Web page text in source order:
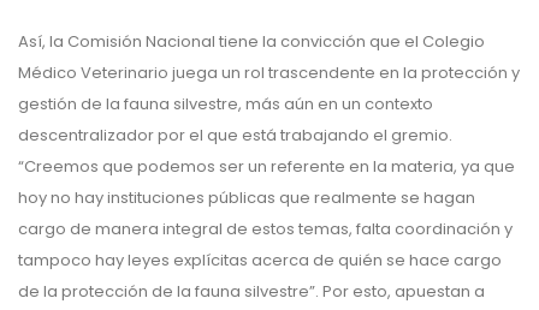
Así, la Comisión Nacional tiene la convicción que el Colegio
Médico Veterinario juega un rol trascendente en la protección y
gestión de la fauna silvestre, más aún en un contexto
descentralizador por el que está trabajando el gremio.
“Creemos que podemos ser un referente en la materia, ya que
hoy no hay instituciones públicas que realmente se hagan
cargo de manera integral de estos temas, falta coordinación y
tampoco hay leyes explícitas acerca de quién se hace cargo
de la protección de la fauna silvestre”. Por esto, apuestan a